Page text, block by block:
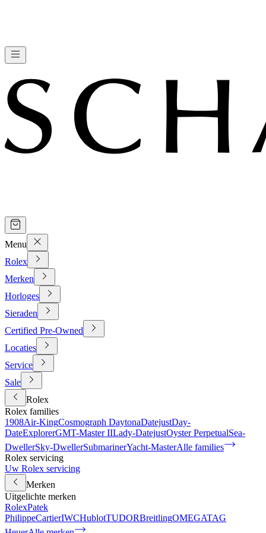
Menu
Rolex
Merken
Horloges
Sieraden
Certified Pre-Owned
Locaties
Service
Sale
Rolex
Rolex families
1908Air-KingCosmograph DaytonaDatejustDay-
DateExplorerGMT-Master IILady-DatejustOyster PerpetualSea-
DwellerSky-DwellerSubmarinerYacht-MasterAlle families
Rolex servicing
Uw Rolex servicing
Merken
Uitgelichte merken
RolexPatek
PhilippeCartierIWCHublotTUDORBreitlingOMEGATAG